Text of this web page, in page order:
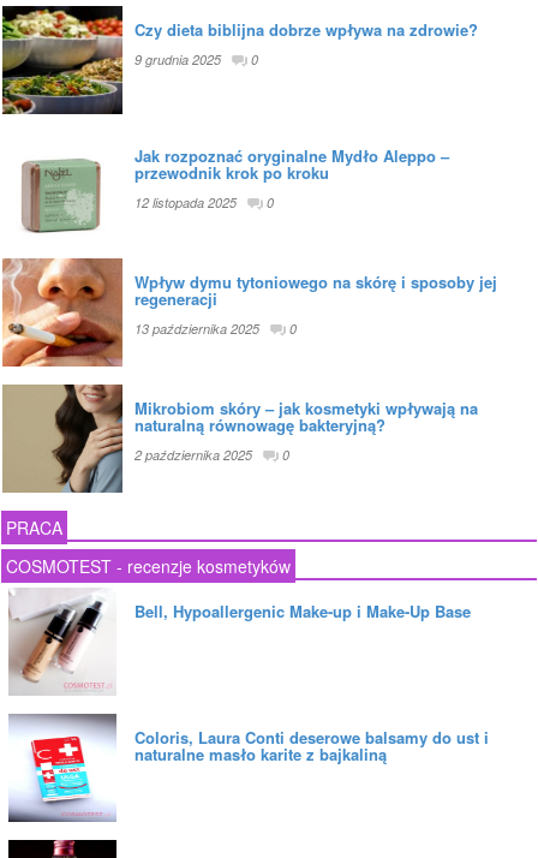
Czy dieta biblijna dobrze wpływa na zdrowie?
9 grudnia 2025 0
Jak rozpoznać oryginalne Mydło Aleppo –
przewodnik krok po kroku
12 listopada 2025 0
Wpływ dymu tytoniowego na skórę i sposoby jej
regeneracji
13 października 2025 0
Mikrobiom skóry – jak kosmetyki wpływają na
naturalną równowagę bakteryjną?
2 października 2025 0
PRACA
COSMOTEST - recenzje kosmetyków
Bell, Hypoallergenic Make-up i Make-Up Base
Coloris, Laura Conti deserowe balsamy do ust i
naturalne masło karite z bajkaliną